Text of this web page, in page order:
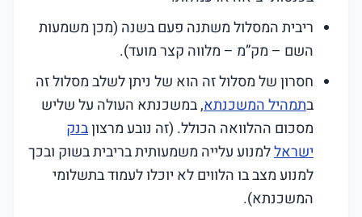
ריבית המסלול משתנה פעם בשנה (מכן משמעות
השם – מק”מ – מלווה קצר מועד).
חסרון של מסלול זה הוא של ניתן לשלב מסלול זה
בתמהיל המשכנתא, במשכנתא העולה על שליש
מסכום ההלוואה הכולל. (זה נובע מרצוןבנק
ישראללמנוע עלייה משמעותית בריבית בשוק ובכך
למנוע מצב בו הלווים לא יוכלו לעמוד בתשלומי
המשכנתא).